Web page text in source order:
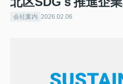
会社案内 2026.02.06